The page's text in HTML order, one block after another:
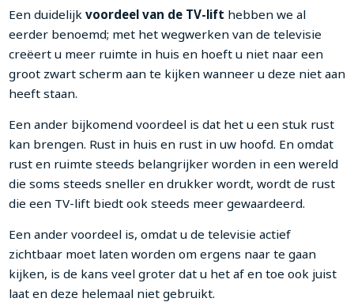
Een duidelijk voordeel van de TV-lift hebben we al
eerder benoemd; met het wegwerken van de televisie
creëert u meer ruimte in huis en hoeft u niet naar een
groot zwart scherm aan te kijken wanneer u deze niet aan
heeft staan.
Een ander bijkomend voordeel is dat het u een stuk rust
kan brengen. Rust in huis en rust in uw hoofd. En omdat
rust en ruimte steeds belangrijker worden in een wereld
die soms steeds sneller en drukker wordt, wordt de rust
die een TV-lift biedt ook steeds meer gewaardeerd.
Een ander voordeel is, omdat u de televisie actief
zichtbaar moet laten worden om ergens naar te gaan
kijken, is de kans veel groter dat u het af en toe ook juist
laat en deze helemaal niet gebruikt.